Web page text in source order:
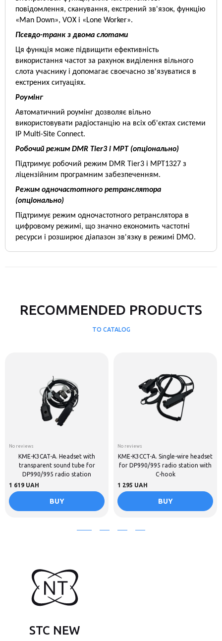
повідомлення, сканування, екстрений зв'язок, функцію
«Man Down», VOX і «Lone Worker».
Псевдо-транк з двома слотами
Ця функція може підвищити ефективність
використання частот за рахунок виділення вільного
слота учаснику і допомагає своєчасно зв'язуватися в
екстрених ситуаціях.
Роумінг
Автоматичний роумінг дозволяє вільно
використовувати радіостанцію на всіх об'єктах системи
IP Multi-Site Connect.
Робочий режим DMR Tier3 і MPT (опціонально)
Підтримує робочий режим DMR Tier3 і MPT1327 з
ліцензійним програмним забезпеченням.
Режим одночастотного ретранслятора
(опціонально)
Підтримує режим одночастотного ретранслятора в
цифровому режимі, що значно економить частотні
ресурси і розширює діапазон зв'язку в режимі DMO.
RECOMMENDED PRODUCTS
TO CATALOG
KME-K3CAT-A. Headset with
transparent sound tube for
DP990/995 radio station
No reviews
1 619 UAH
BUY
KME-K3CCT-A. Single-wire headset
for DP990/995 radio station with
C-hook
No reviews
1 295 UAH
BUY
STC NEW